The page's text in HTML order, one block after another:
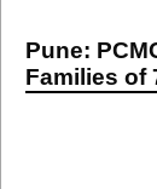
Pune:
Families of